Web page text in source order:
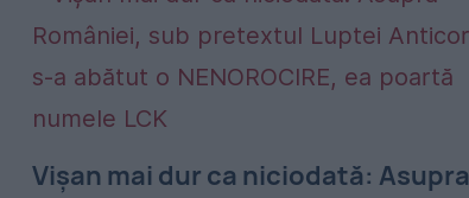
Vişan mai dur ca niciodată: Asupra